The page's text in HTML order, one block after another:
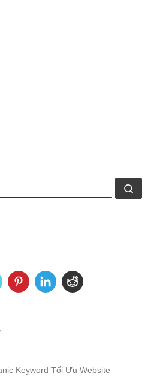
Keyword Tối Ưu Website